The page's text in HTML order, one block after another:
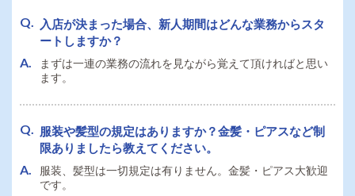
ご相談になります。お気軽にご相談ください。
通勤交通費の支給はありますか？金額の上限等ありま
大型連休（GW・お盆・夏季冬季・年末年始など）はあ
りますか？
入店が決まった場合、新人期間はどんな業務からスタ
ートしますか？
まずは一連の業務の流れを見ながら覚えて頂ければと思い
ます。
服装や髪型の規定はありますか？金髪・ピアスなど制
限ありましたら教えてください。
服装、髪型は一切規定は有りません。金髪・ピアス大歓迎
です。